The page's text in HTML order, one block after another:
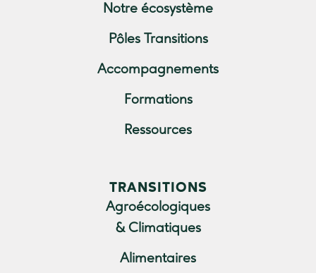
Notre écosystème
Pôles Transitions
Accompagnements
Formations
Ressources
TRANSITIONS
Agroécologiques
& Climatiques
Alimentaires